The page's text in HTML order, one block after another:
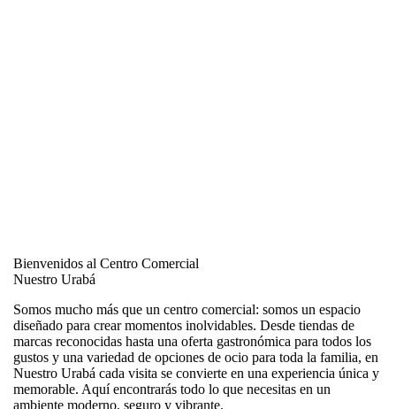
Bienvenidos al Centro Comercial
Nuestro Urabá
Somos mucho más que un centro comercial: somos un espacio
diseñado para crear momentos inolvidables. Desde tiendas de
marcas reconocidas hasta una oferta gastronómica para todos los
gustos y una variedad de opciones de ocio para toda la familia, en
Nuestro Urabá cada visita se convierte en una experiencia única y
memorable. Aquí encontrarás todo lo que necesitas en un
ambiente moderno, seguro y vibrante.